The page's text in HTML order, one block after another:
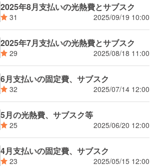
2025年8月支払いの光熱費とサブスク
31 2025/09/19 10:00
2025年7月支払いの光熱費とサブスク
29 2025/08/18 11:00
6月支払いの固定費、サブスク
32 2025/07/14 12:00
5月の光熱費、サブスク等
25 2025/06/20 12:00
4月支払いの固定費、サブスク
23 2025/05/15 12:00